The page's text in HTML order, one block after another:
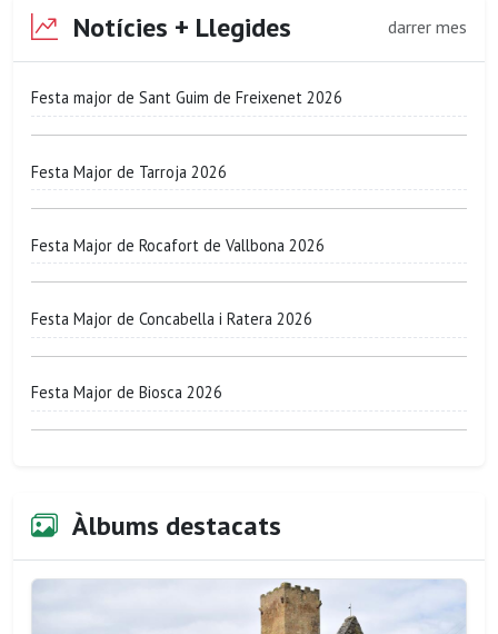
Notícies + Llegides darrer mes
Festa major de Sant Guim de Freixenet 2026
Festa Major de Tarroja 2026
Festa Major de Rocafort de Vallbona 2026
Festa Major de Concabella i Ratera 2026
Festa Major de Biosca 2026
Àlbums destacats